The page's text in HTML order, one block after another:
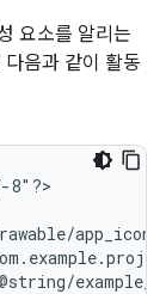
요소를 알리는
음과 같이 활동
8"?>